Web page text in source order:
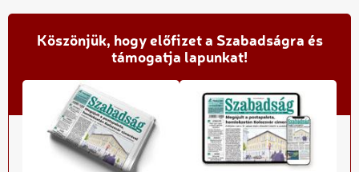
Köszönjük, hogy előfizet a Szabadságra és
támogatja lapunkat!